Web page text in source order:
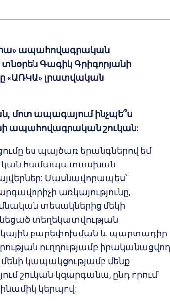
ապահովագրական
տնօրեն Գագիկ Գրիգորյանի
«ԱՌԿԱ» լրատվական
մոտ ապագայում ինչպե՞ս
ապահովագրական շուկան:
ես պայծառ երանգներով եմ
կան համապատասխան
Մասնավորապես՝
առկայությունը,
տեսակներից մեկի
տեղեկատվության
բարեփոխման և պարտադիր
ուղղությամբ իրականացվող
կապակցությամբ մենք
շուկան կզարգանա, ընդ որում՝
կերպով: